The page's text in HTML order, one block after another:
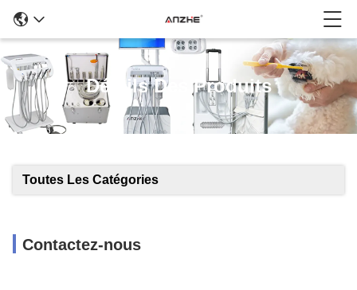
Détails Des Produits
Toutes Les Catégories
Contactez-nous